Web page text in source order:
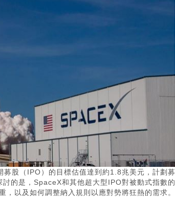
股（IPO）的目標估值達到約1.8兆美元，計劃募
的是，SpaceX和其他超大型IPO對被動式指數的
以及如何調整納入規則以應對勢將狂熱的需求。